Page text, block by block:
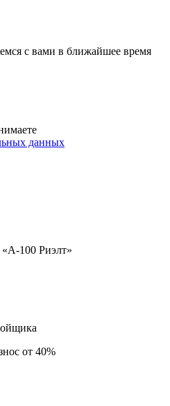
с вами в ближайшее время
данных
«А-100 Риэлт»
от 40%